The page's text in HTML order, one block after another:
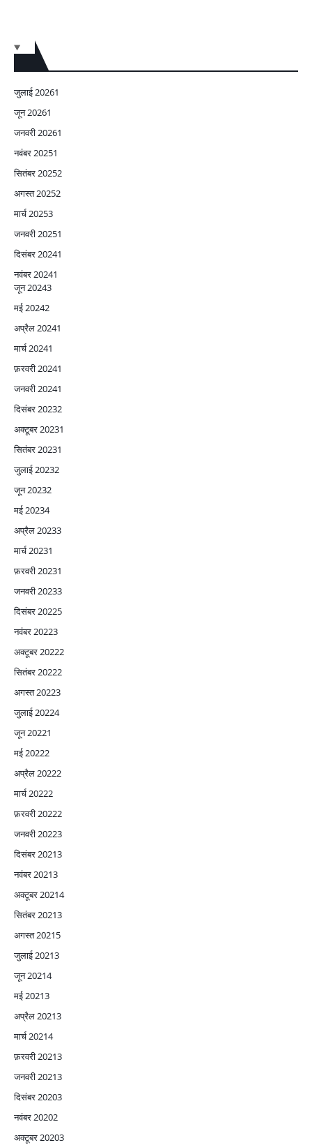
जुलाई 20261
जून 20261
जनवरी 20261
नवंबर 20251
सितंबर 20252
अगस्त 20252
मार्च 20253
जनवरी 20251
दिसंबर 20241
नवंबर 20241
जून 20243
मई 20242
अप्रैल 20241
मार्च 20241
फ़रवरी 20241
जनवरी 20241
दिसंबर 20232
अक्टूबर 20231
सितंबर 20231
जुलाई 20232
जून 20232
मई 20234
अप्रैल 20233
मार्च 20231
फ़रवरी 20231
जनवरी 20233
दिसंबर 20225
नवंबर 20223
अक्टूबर 20222
सितंबर 20222
अगस्त 20223
जुलाई 20224
जून 20221
मई 20222
अप्रैल 20222
मार्च 20222
फ़रवरी 20222
जनवरी 20223
दिसंबर 20213
नवंबर 20213
अक्टूबर 20214
सितंबर 20213
अगस्त 20215
जुलाई 20213
जून 20214
मई 20213
अप्रैल 20213
मार्च 20214
फ़रवरी 20213
जनवरी 20213
दिसंबर 20203
नवंबर 20202
अक्टूबर 20203